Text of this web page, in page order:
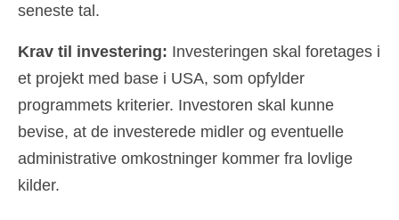
seneste tal.
Krav til investering: Investeringen skal foretages i
et projekt med base i USA, som opfylder
programmets kriterier. Investoren skal kunne
bevise, at de investerede midler og eventuelle
administrative omkostninger kommer fra lovlige
kilder.